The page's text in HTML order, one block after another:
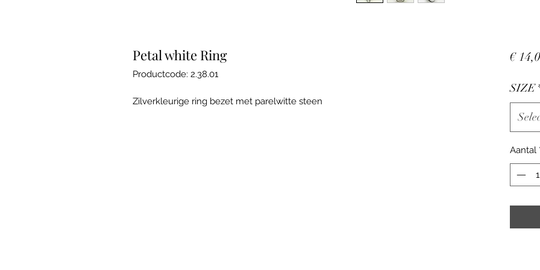
Petal white Ring
Productcode: 2.38.01
Zilverkleurige ring bezet met parelwitte steen
€
SIZE
Aantal